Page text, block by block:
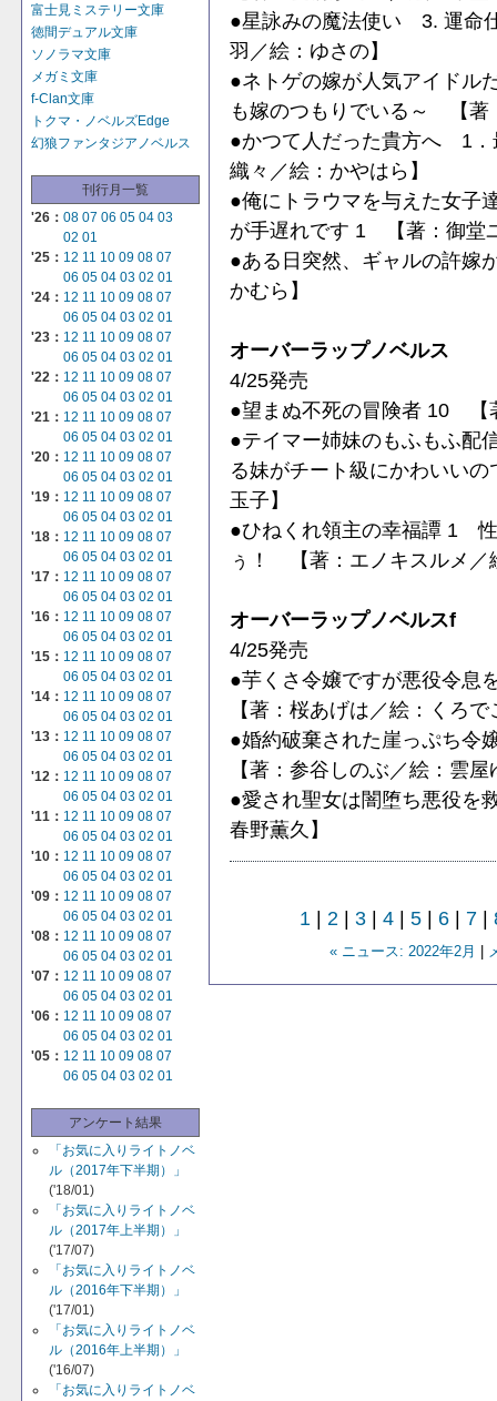
富士見ミステリー文庫
徳間デュアル文庫
ソノラマ文庫
メガミ文庫
f-Clan文庫
トクマ・ノベルズEdge
幻狼ファンタジアノベルス
刊行月一覧
'26： 08 07 06 05 04 03
02 01
'25： 12 11 10 09 08 07
06 05 04 03 02 01
'24： 12 11 10 09 08 07
06 05 04 03 02 01
'23： 12 11 10 09 08 07
06 05 04 03 02 01
'22： 12 11 10 09 08 07
06 05 04 03 02 01
'21： 12 11 10 09 08 07
06 05 04 03 02 01
'20： 12 11 10 09 08 07
06 05 04 03 02 01
'19： 12 11 10 09 08 07
06 05 04 03 02 01
'18： 12 11 10 09 08 07
06 05 04 03 02 01
'17： 12 11 10 09 08 07
06 05 04 03 02 01
'16： 12 11 10 09 08 07
06 05 04 03 02 01
'15： 12 11 10 09 08 07
06 05 04 03 02 01
'14： 12 11 10 09 08 07
06 05 04 03 02 01
'13： 12 11 10 09 08 07
06 05 04 03 02 01
'12： 12 11 10 09 08 07
06 05 04 03 02 01
'11： 12 11 10 09 08 07
06 05 04 03 02 01
'10： 12 11 10 09 08 07
06 05 04 03 02 01
'09： 12 11 10 09 08 07
06 05 04 03 02 01
'08： 12 11 10 09 08 07
06 05 04 03 02 01
'07： 12 11 10 09 08 07
06 05 04 03 02 01
'06： 12 11 10 09 08 07
06 05 04 03 02 01
'05： 12 11 10 09 08 07
06 05 04 03 02 01
アンケート結果
「お気に入りライトノベ
ル（2017年下半期）」
('18/01)
「お気に入りライトノベ
ル（2017年上半期）」
('17/07)
「お気に入りライトノベ
ル（2016年下半期）」
('17/01)
「お気に入りライトノベ
ル（2016年上半期）」
('16/07)
「お気に入りライトノベ
●星詠みの魔法使い 3. 運命
羽／絵：ゆさの】
●ネトゲの嫁が人気アイド
も嫁のつもりでいる～ 【著
●かつて人だった貴方へ 1
織々／絵：かやはら】
●俺にトラウマを与えた女子
が手遅れです 1 【著：御堂
●ある日突然、ギャルの許
かむら】
オーバーラップノベルス
4/25発売
●望まぬ不死の冒険者 10 【
●テイマー姉妹のもふもふ
る妹がチート級にかわいい
玉子】
●ひねくれ領主の幸福譚 1
ぅ！ 【著：エノキスルメ／
オーバーラップノベルスf
4/25発売
●芋くさ令嬢ですが悪役令
【著：桜あげは／絵：くろで
●婚約破棄された崖っぷち
【著：参谷しのぶ／絵：雲
●愛され聖女は闇堕ち悪役
春野薫久】
1 | 2 | 3| 4| 5| 6| 7|
« ニュース: 2022年2月 |